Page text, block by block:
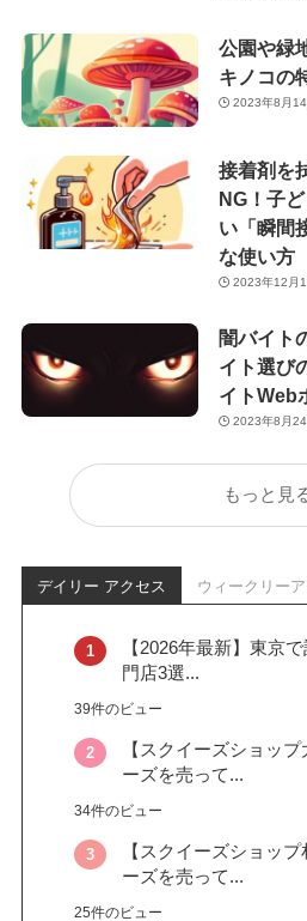
公園や緑
キノコの
2023年8月14
接着剤を
NG！子
い「瞬間
な使い方
2023年12月
闇バイト
イト選び
イトWeb
2023年8月24
もっと見
デイリー アクセス ウィークリー
【2026年最新】東京
門店3選...
39件のビュー
【スクイーズショッ
ーズを売って...
34件のビュー
【スクイーズショッ
ーズを売って...
25件のビュー